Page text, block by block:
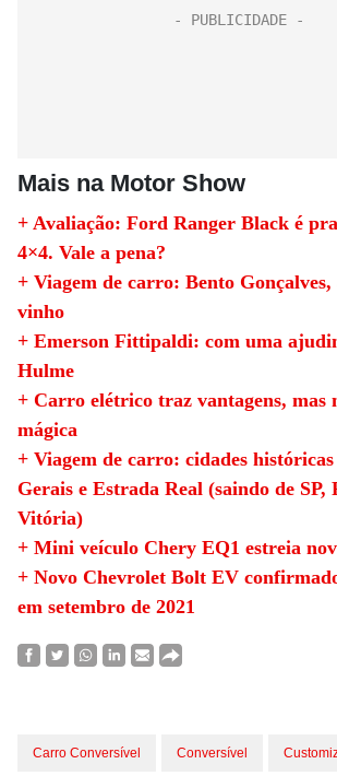
Mais na Motor Show
+ Avaliação: Ford Ranger Black é
4×4. Vale a pena?
+ Viagem de carro: Bento
vinho
+ Emerson Fittipaldi: com uma
Hulme
+ Carro elétrico traz vantagens, mas
mágica
+ Viagem de carro: cidades
Gerais e Estrada Real (saindo de SP,
Vitória)
+ Mini veículo Chery EQ1 estreia
+ Novo Chevrolet Bolt EV
em setembro de 2021
Carro Conversível Conversível